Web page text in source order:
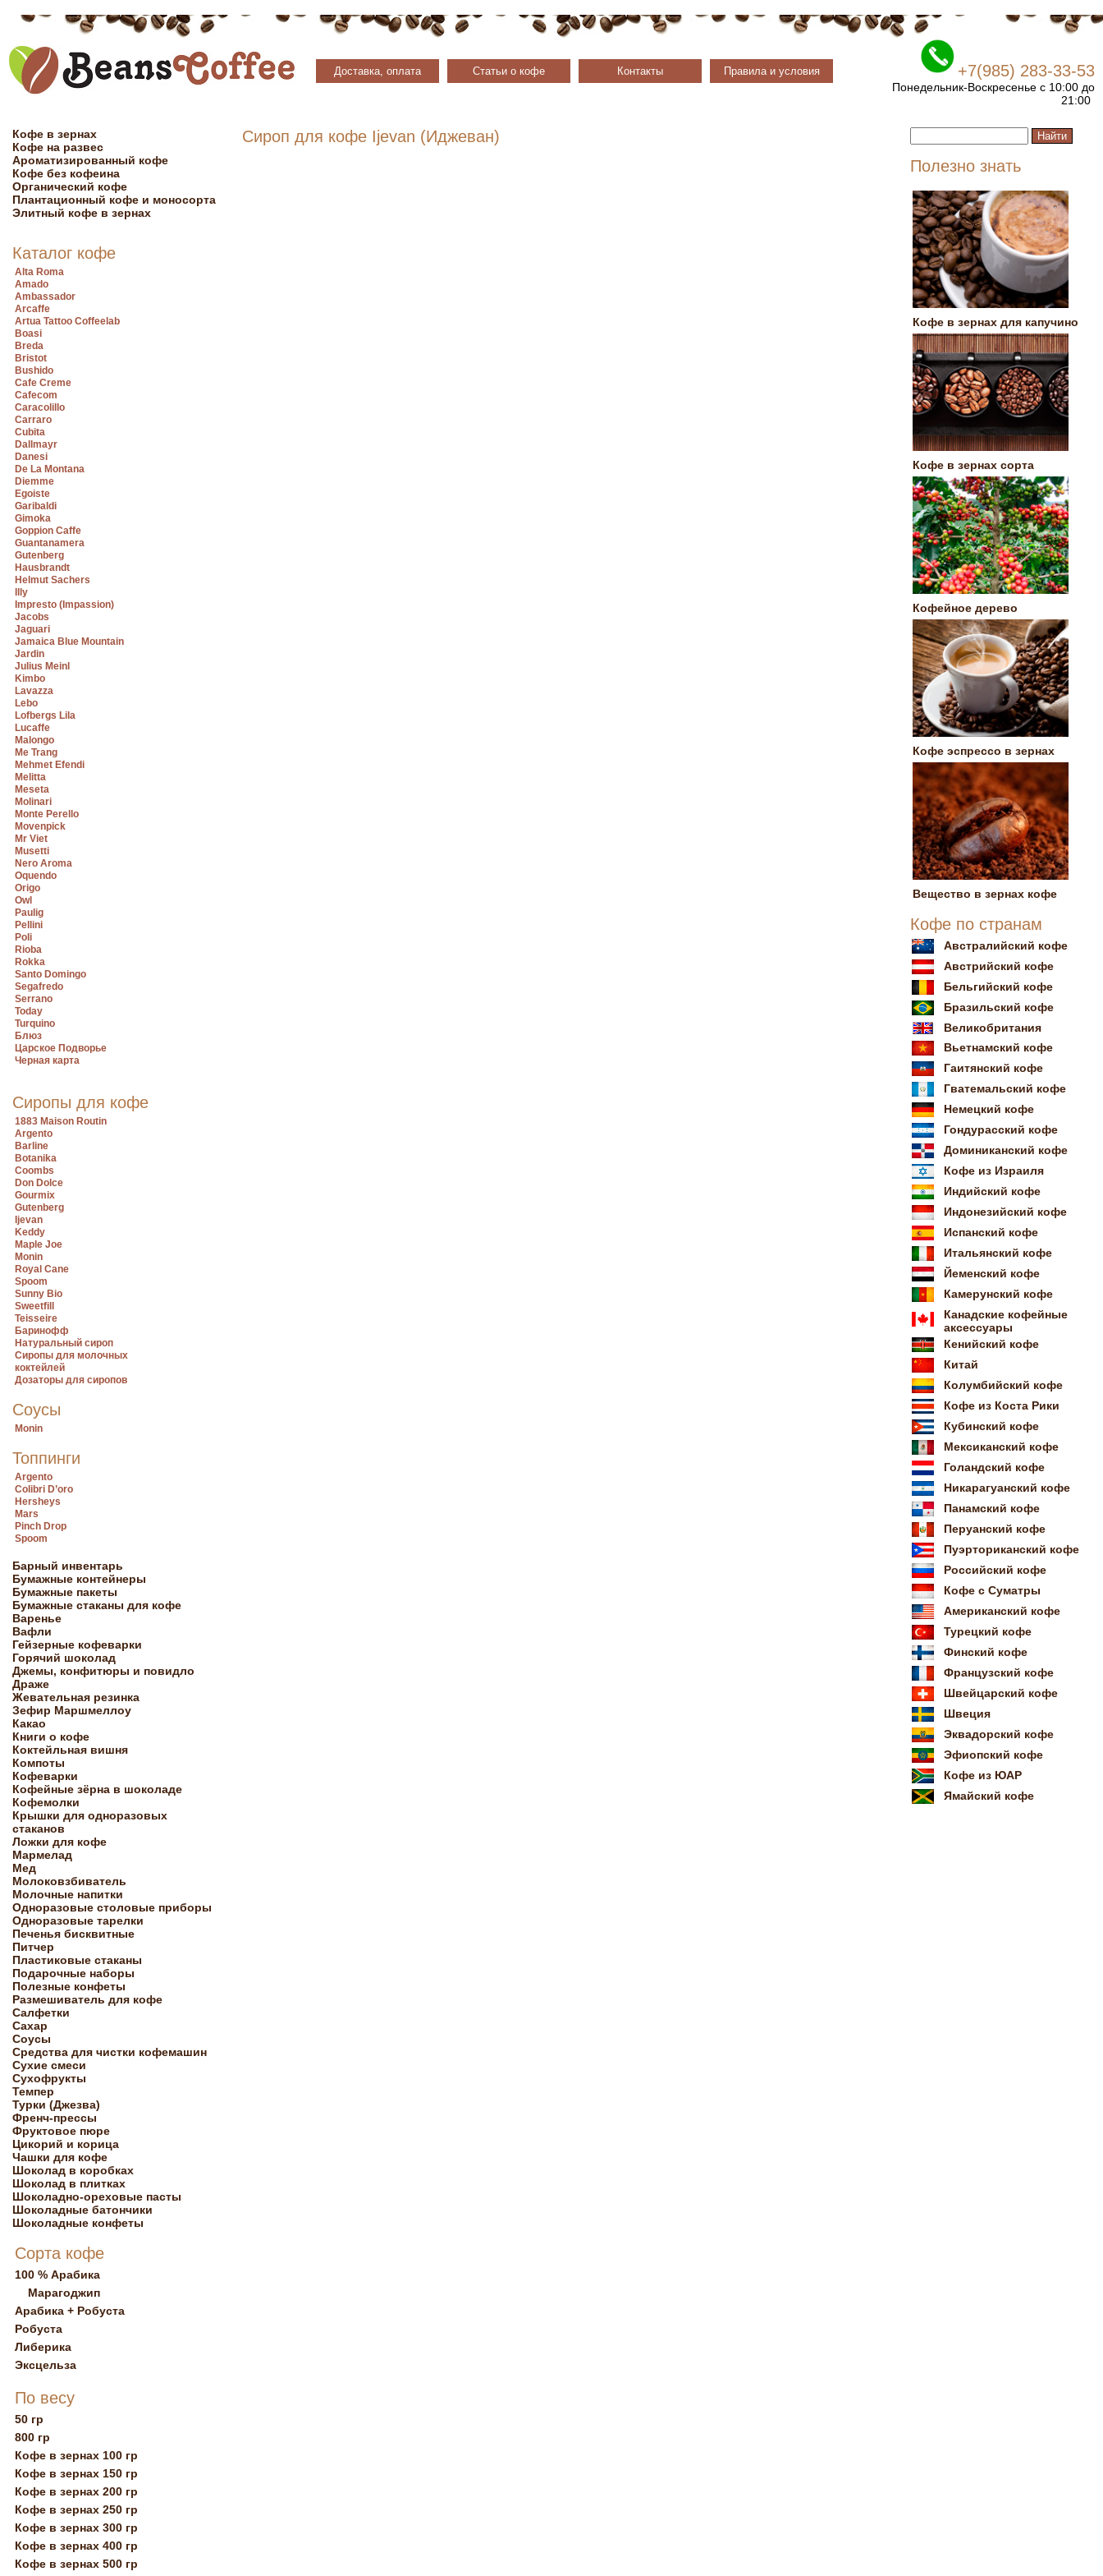
Доставка, оплата Статьи о кофе Контакты Правила и условия +7(985) 283-33-53
Понедельник-Воскресенье с 10:00 до
21:00
Кофе в зернах
Кофе на развес
Ароматизированный кофе
Кофе без кофеина
Органический кофе
Плантационный кофе и моносорта
Элитный кофе в зернах
Каталог кофе
Alta Roma
Amado
Ambassador
Arcaffe
Artua Tattoo Coffeelab
Boasi
Breda
Bristot
Bushido
Cafe Creme
Cafecom
Caracolillo
Carraro
Cubita
Dallmayr
Danesi
De La Montana
Diemme
Egoiste
Garibaldi
Gimoka
Goppion Caffe
Guantanamera
Gutenberg
Hausbrandt
Helmut Sachers
Illy
Impresto (Impassion)
Jacobs
Jaguari
Jamaica Blue Mountain
Jardin
Julius Meinl
Kimbo
Lavazza
Lebo
Lofbergs Lila
Lucaffe
Malongo
Me Trang
Mehmet Efendi
Melitta
Meseta
Molinari
Monte Perello
Movenpick
Mr Viet
Musetti
Nero Aroma
Oquendo
Origo
Owl
Paulig
Pellini
Poli
Rioba
Rokka
Santo Domingo
Segafredo
Serrano
Today
Turquino
Блюз
Царское Подворье
Черная карта
Сиропы для кофе
1883 Maison Routin
Argento
Barline
Botanika
Coombs
Don Dolce
Gourmix
Gutenberg
Ijevan
Keddy
Maple Joe
Monin
Royal Cane
Spoom
Sunny Bio
Sweetfill
Teisseire
Баринофф
Натуральный сироп
Сиропы для молочных
коктейлей
Дозаторы для сиропов
Соусы
Monin
Топпинги
Argento
Colibri D’oro
Hersheys
Mars
Pinch Drop
Spoom
Барный инвентарь
Бумажные контейнеры
Бумажные пакеты
Бумажные стаканы для кофе
Варенье
Вафли
Гейзерные кофеварки
Горячий шоколад
Джемы, конфитюры и повидло
Драже
Жевательная резинка
Зефир Маршмеллоу
Какао
Книги о кофе
Коктейльная вишня
Компоты
Кофеварки
Кофейные зёрна в шоколаде
Кофемолки
Крышки для одноразовых
стаканов
Ложки для кофе
Мармелад
Мед
Молоковзбиватель
Молочные напитки
Одноразовые столовые приборы
Одноразовые тарелки
Печенья бисквитные
Питчер
Пластиковые стаканы
Подарочные наборы
Полезные конфеты
Размешиватель для кофе
Салфетки
Сахар
Соусы
Средства для чистки кофемашин
Сухие смеси
Сухофрукты
Темпер
Турки (Джезва)
Френч-прессы
Фруктовое пюре
Цикорий и корица
Чашки для кофе
Шоколад в коробках
Шоколад в плитках
Шоколадно-ореховые пасты
Шоколадные батончики
Шоколадные конфеты
Сорта кофе
100 % Арабика
Марагоджип
Арабика + Робуста
Робуста
Либерика
Эксцельза
По весу
50 гр
800 гр
Кофе в зернах 100 гр
Кофе в зернах 150 гр
Кофе в зернах 200 гр
Кофе в зернах 250 гр
Кофе в зернах 300 гр
Кофе в зернах 400 гр
Кофе в зернах 500 гр
Сироп для кофе Ijevan (Иджеван)
Полезно знать
Кофе в зернах для капучино
Кофе в зернах сорта
Кофейное дерево
Кофе эспрессо в зернах
Вещество в зернах кофе
Кофе по странам
Австралийский кофе
Австрийский кофе
Бельгийский кофе
Бразильский кофе
Великобритания
Вьетнамский кофе
Гаитянский кофе
Гватемальский кофе
Немецкий кофе
Гондурасский кофе
Доминиканский кофе
Кофе из Израиля
Индийский кофе
Индонезийский кофе
Испанский кофе
Итальянский кофе
Йеменский кофе
Камерунский кофе
Канадские кофейные
аксессуары
Кенийский кофе
Китай
Колумбийский кофе
Кофе из Коста Рики
Кубинский кофе
Мексиканский кофе
Голандский кофе
Никарагуанский кофе
Панамский кофе
Перуанский кофе
Пуэрториканский кофе
Российский кофе
Кофе с Суматры
Американский кофе
Турецкий кофе
Финский кофе
Французский кофе
Швейцарский кофе
Швеция
Эквадорский кофе
Эфиопский кофе
Кофе из ЮАР
Ямайский кофе